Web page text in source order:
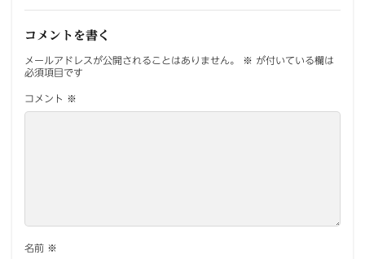
コメントを書く
メールアドレスが公開されることはありません。 ※ が付いている欄は
必須項目です
コメント ※
名前 ※